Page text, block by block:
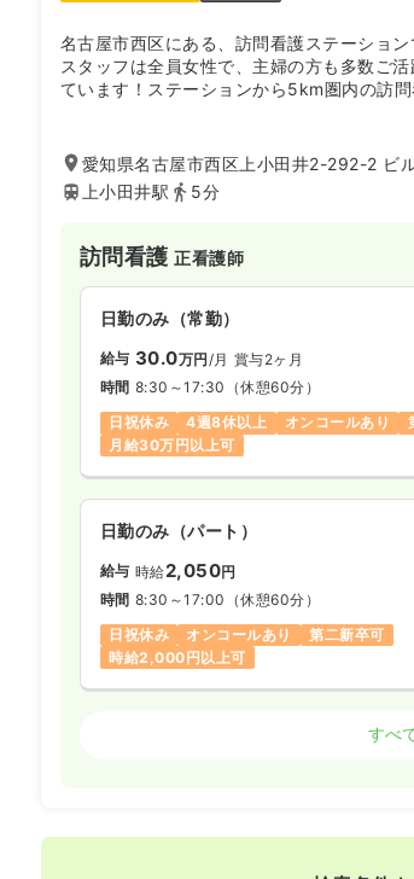
名古屋市西区にある、訪問看護ステーション
スタッフは全員女性で、主婦の方も多数ご
ています！ステーションから5km圏内の訪問
愛知県名古屋市西区上小田井2-292-2 ビ
上小田井駅
5分
訪問看護正看護師
日勤のみ（常勤）
給与 30.0万円/月 賞与2ヶ月
時間 8:30～17:30 （休憩60分）
日祝休み
4週8休以上 オンコールあり
月給30万円以上可
日勤のみ（パート）
給与 時給2,050円
時間 8:30～17:00 （休憩60分）
日祝休み
オンコールあり
第二新卒可
時給2,000円以上可
（休憩60分）
すべ